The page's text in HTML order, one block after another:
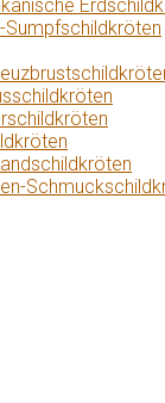
Sumpfschildkröten